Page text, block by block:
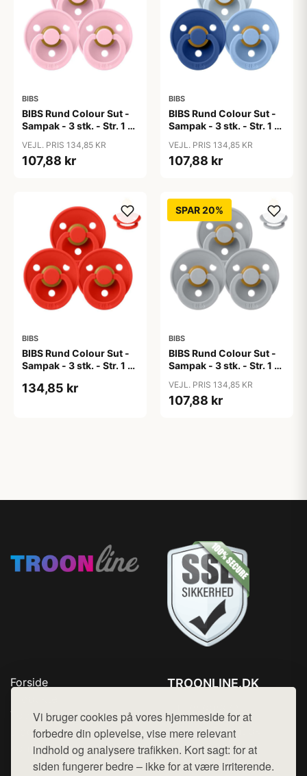
Vi bruger cookies på vores hjemmeside for at
forbedre din oplevelse, vise mere relevant
indhold og analysere trafikken. Kort sagt: for at
siden fungerer bedre – ikke for at være irriterende.
BIBS
BIBS Rund Colour Sut -
Sampak - 3 stk. - Str. 1 -
VEJL. PRIS 134,85 KR
107,88 kr
BIBS
BIBS Rund Colour Sut -
Sampak - 3 stk. - Str. 1 -
VEJL. PRIS 134,85 KR
107,88 kr
BIBS
BIBS Rund Colour Sut -
Sampak - 3 stk. - Str. 1 -
134,85 kr
SPAR 20%
BIBS
BIBS Rund Colour Sut -
Sampak - 3 stk. - Str. 1 -
VEJL. PRIS 134,85 KR
107,88 kr
Forside
Top Rabatter
Blog
Kontakt
TROONLINE.DK
Mail: hej@want.dk
Cookie- og privatlivspolitik